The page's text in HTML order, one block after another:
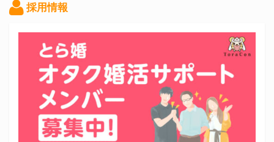
採用情報